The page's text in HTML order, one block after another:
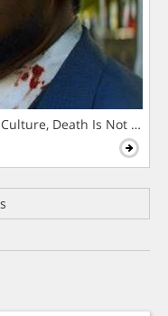
Death Is Not The